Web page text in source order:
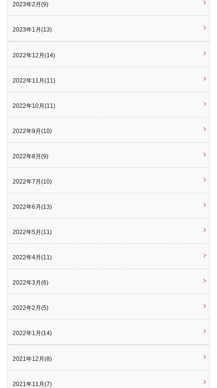
2023年2月(9)
2023年1月(13)
2022年12月(14)
2022年11月(11)
2022年10月(11)
2022年9月(10)
2022年8月(9)
2022年7月(10)
2022年6月(13)
2022年5月(11)
2022年4月(11)
2022年3月(6)
2022年2月(5)
2022年1月(14)
2021年12月(8)
2021年11月(7)